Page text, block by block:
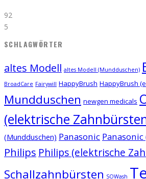
92
5
SCHLAGWÖRTER
altes Modell altes Modell (Mundduschen)
BroadCare Fairywill HappyBrush HappyBrush
Mundduschen newgen medicals
(elektrische
(Mundduschen) Panasonic
Philips Philips (elektrische
Schallzahnbürsten SOWash